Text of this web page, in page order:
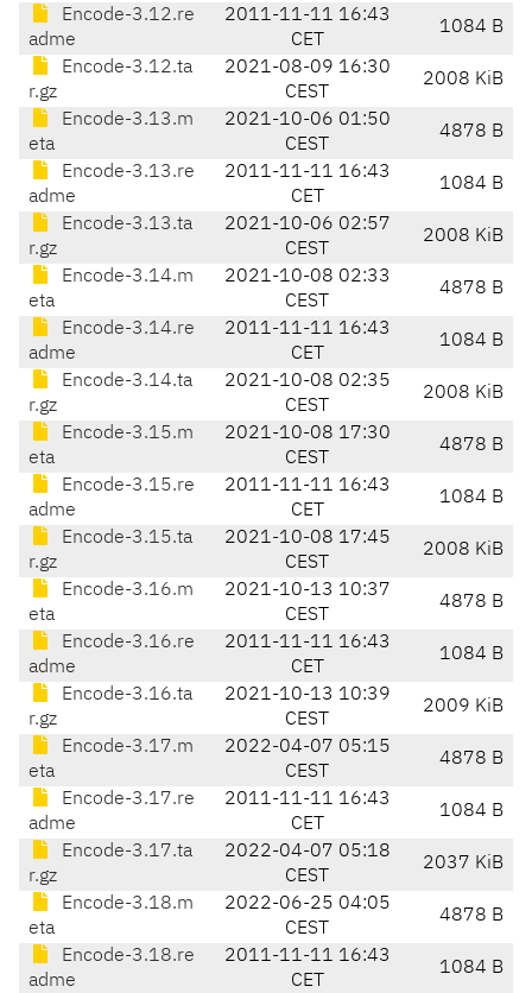
Encode-3.12.re
adme
2011-11-11 16:43
CET
1084 B
Encode-3.12.ta
r.gz
2021-08-09 16:30
CEST
2008 KiB
Encode-3.13.m
eta
2021-10-06 01:50
CEST
4878 B
Encode-3.13.re
adme
2011-11-11 16:43
CET
1084 B
Encode-3.13.ta
r.gz
2021-10-06 02:57
CEST
2008 KiB
Encode-3.14.m
eta
2021-10-08 02:33
CEST
4878 B
Encode-3.14.re
adme
2011-11-11 16:43
CET
1084 B
Encode-3.14.ta
r.gz
2021-10-08 02:35
CEST
2008 KiB
Encode-3.15.m
eta
2021-10-08 17:30
CEST
4878 B
Encode-3.15.re
adme
2011-11-11 16:43
CET
1084 B
Encode-3.15.ta
r.gz
2021-10-08 17:45
CEST
2008 KiB
Encode-3.16.m
eta
2021-10-13 10:37
CEST
4878 B
Encode-3.16.re
adme
2011-11-11 16:43
CET
1084 B
Encode-3.16.ta
r.gz
2021-10-13 10:39
CEST
2009 KiB
Encode-3.17.m
eta
2022-04-07 05:15
CEST
4878 B
Encode-3.17.re
adme
2011-11-11 16:43
CET
1084 B
Encode-3.17.ta
r.gz
2022-04-07 05:18
CEST
2037 KiB
Encode-3.18.m
eta
2022-06-25 04:05
CEST
4878 B
Encode-3.18.re
adme
2011-11-11 16:43
CET
1084 B